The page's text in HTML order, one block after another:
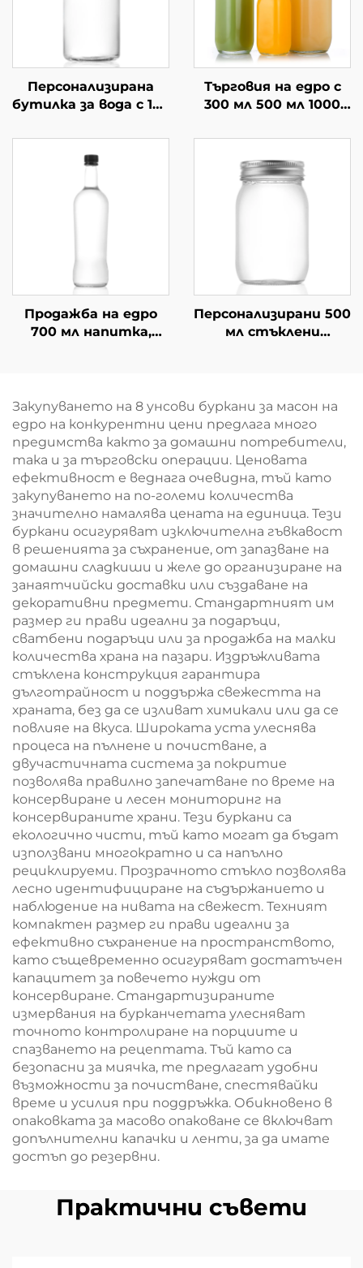
Персонализирана
бутилка за вода с 150
500 мл, стъклена
чаша за пиене
Търговия на едро с
300 мл 500 мл 1000
стъклена бутилка
за напитки
Продажба на едро
700 мл напитка,
Персонализирани 500
мл стъклени
Закупуването на 8 унсови буркани за масон на
едро на конкурентни цени предлага много
предимства както за домашни потребители,
така и за търговски операции. Ценовата
ефективност е веднага очевидна, тъй като
закупуването на по-големи количества
значително намалява цената на единица. Тези
буркани осигуряват изключителна гъвкавост
в решенията за съхранение, от запазване на
домашни сладкиши и желе до организиране на
занаятчийски доставки или създаване на
декоративни предмети. Стандартният им
размер ги прави идеални за подаръци,
сватбени подаръци или за продажба на малки
количества храна на пазари. Издръжливата
стъклена конструкция гарантира
дълготрайност и поддържа свежестта на
храната, без да се изливат химикали или да се
повлияе на вкуса. Широката уста улеснява
процеса на пълнене и почистване, а
двучастичната система за покритие
позволява правилно запечатване по време на
консервиране и лесен мониторинг на
консервираните храни. Тези буркани са
екологично чисти, тъй като могат да бъдат
използвани многократно и са напълно
рециклируеми. Прозрачното стъкло позволява
лесно идентифициране на съдържанието и
наблюдение на нивата на свежест. Техният
компактен размер ги прави идеални за
ефективно съхранение на пространството,
като същевременно осигуряват достатъчен
капацитет за повечето нужди от
консервиране. Стандартизираните
измервания на бурканчетата улесняват
точното контролиране на порциите и
спазването на рецептата. Тъй като са
безопасни за миячка, те предлагат удобни
възможности за почистване, спестявайки
време и усилия при поддръжка. Обикновено в
опаковката за масово опаковане се включват
допълнителни капачки и ленти, за да имате
достъп до резервни.
Практични съвети